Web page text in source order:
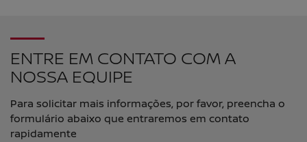
ENTRE EM CONTATO COM A
NOSSA EQUIPE
Para solicitar mais informações, por favor, preencha o
formulário abaixo que entraremos em contato
rapidamente